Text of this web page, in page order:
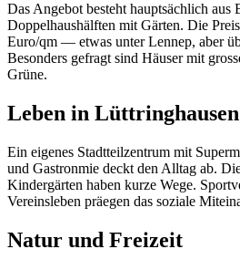
Das Angebot besteht hauptsächlich aus
Doppelhaushälften mit Gärten. Die
Euro/qm — etwas unter Lennep, aber
Besonders gefragt sind Häuser mit
Grüne.
Leben in Lüttringhausen
Ein eigenes Stadtteilzentrum mit
und Gastronmie deckt den Alltag ab.
Kindergärten haben kurze Wege.
Vereinsleben präegen das soziale
Natur und Freizeit